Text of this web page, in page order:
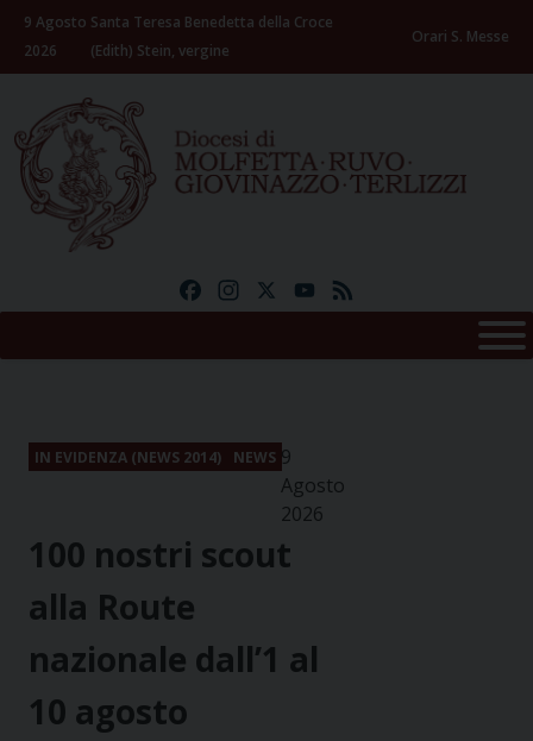
Skip
content
9 Agosto
2026
Santa Teresa Benedetta della Croce
(Edith) Stein, vergine
Orari S. Messe
FacebookInstagramYouTube
IN EVIDENZA (NEWS 2014) NEWS 9
Agosto
2026
100 nostri scout
alla Route
nazionale dall’1 al
10 agosto